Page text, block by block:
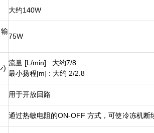
大约140W
75W
流量 [L/min] : 大约7/8
最小扬程[m] : 大约 2/2.8
用于开放回路
通过热敏电阻的ON-OFF 方式，可使冷冻机断